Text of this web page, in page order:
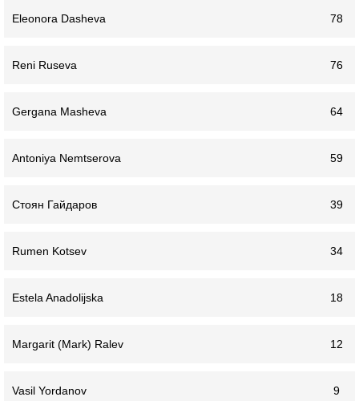
Eleonora Dasheva 78
Reni Ruseva 76
Gergana Masheva 64
Antoniya Nemtserova 59
Стоян Гайдаров 39
Rumen Kotsev 34
Estela Anadolijska 18
Margarit (Mark) Ralev 12
Vasil Yordanov 9